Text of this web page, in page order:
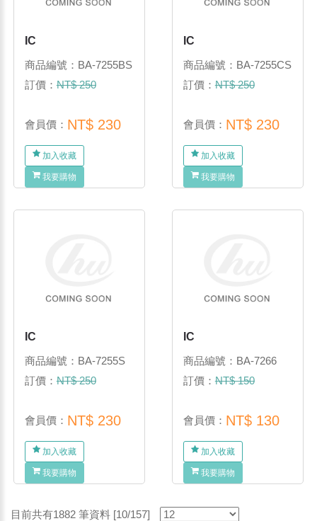
IC
商品編號：BA-7255BS
訂價：NT$ 250
會員價： NT$ 230
加入收藏
我要購物
IC
商品編號：BA-7255CS
訂價：NT$ 250
會員價： NT$ 230
加入收藏
我要購物
IC
商品編號：BA-7255S
訂價：NT$ 250
會員價： NT$ 230
加入收藏
我要購物
IC
商品編號：BA-7266
訂價：NT$ 150
會員價： NT$ 130
加入收藏
我要購物
目前共有1882 筆資料 [10/157]